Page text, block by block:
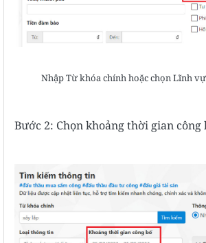
Nhập Từ khóa chính hoặc chọn Lĩnh
Bước 2: Chọn khoảng thời gian